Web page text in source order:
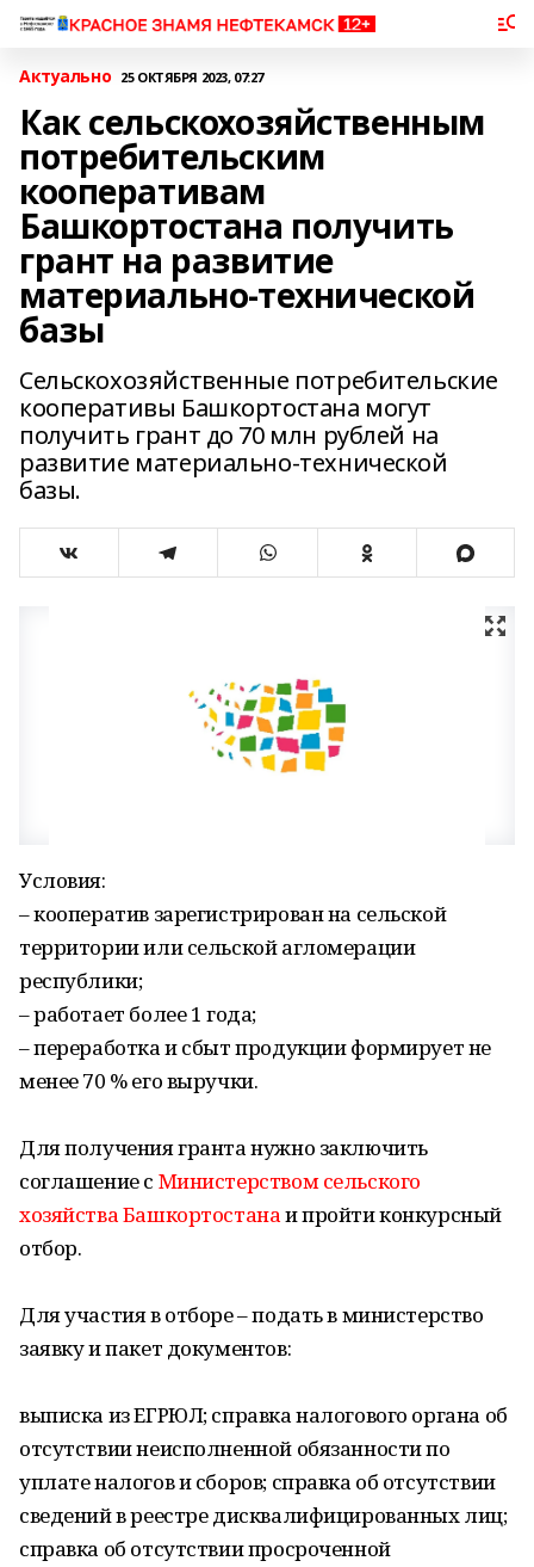
Актуально 25 ОКТЯБРЯ 2023, 07:27
Как сельскохозяйственным
потребительским
кооперативам
Башкортостана получить
грант на развитие
материально-технической
базы
Сельскохозяйственные потребительские
кооперативы Башкортостана могут
получить грант до 70 млн рублей на
развитие материально-технической
базы.
Условия:
– кооператив зарегистрирован на сельской
территории или сельской агломерации
республики;
– работает более 1 года;
– переработка и сбыт продукции формирует не
менее 70 % его выручки.
Для получения гранта нужно заключить
соглашение с Министерством сельского
хозяйства Башкортостанаи пройти конкурсный
отбор.
Для участия в отборе – подать в министерство
заявку и пакет документов:
выписка из ЕГРЮЛ; справка налогового органа об
отсутствии неисполненной обязанности по
уплате налогов и сборов; справка об отсутствии
сведений в реестре дисквалифицированных лиц;
справка об отсутствии просроченной